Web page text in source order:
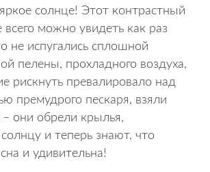
солнце! Этот контрастный
можно увидеть как раз
не испугались сплошной
пелены, прохладного воздуха,
рискнуть превалировало над
премудрого пескаря, взяли
– они обрели крылья,
и теперь знают, что
и удивительна!